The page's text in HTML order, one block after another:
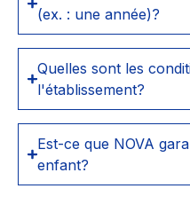
(ex. : une année)?
Quelles sont les
l'établissement?
Est-ce que NOVA
enfant?